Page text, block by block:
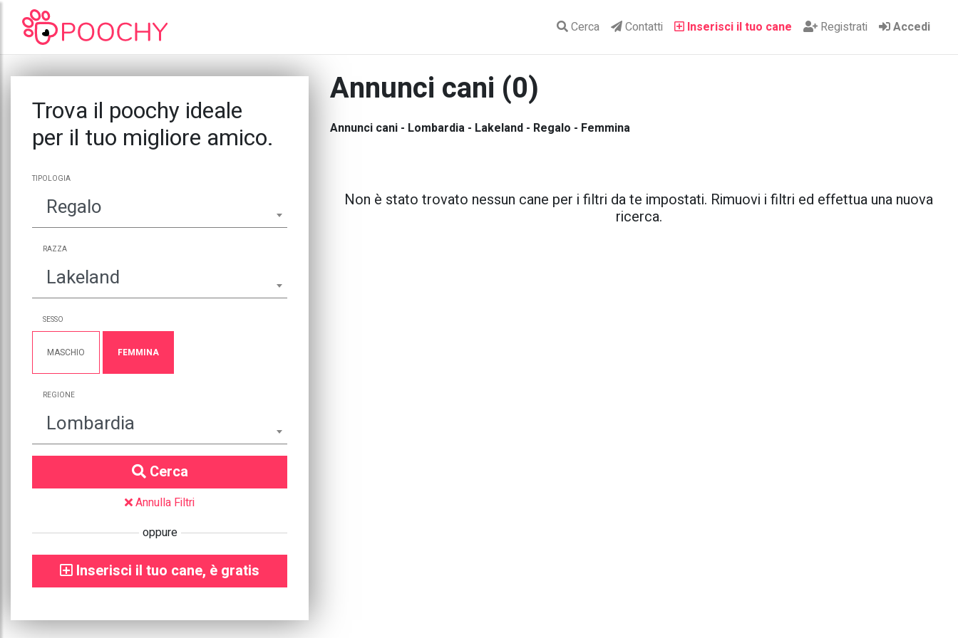
Cerca Contatti Inserisci il tuo cane Registrati Accedi
Trova il poochy ideale
per il tuo migliore amico.
TIPOLOGIA
Regalo
RAZZA
Lakeland
SESSO
MASCHIO FEMMINA
REGIONE
Lombardia
Cerca
Annulla Filtri
oppure
Inserisci il tuo cane, è gratis
Annunci cani (0)
Annunci cani - Lombardia - Lakeland - Regalo - Femmina
Non è stato trovato nessun cane per i filtri da te impostati. Rimuovi i filtri ed effettua una nuova
ricerca.